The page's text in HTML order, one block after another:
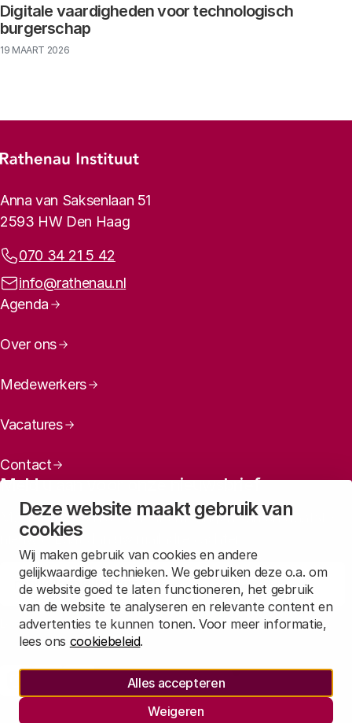
Deze website maakt gebruik van
cookies
Wij maken gebruik van cookies en andere
gelijkwaardige technieken. We gebruiken deze o.a. om
de website goed te laten functioneren, het gebruik
van de website te analyseren en relevante content en
advertenties te kunnen tonen. Voor meer informatie,
lees ons cookiebeleid.
Alles accepteren
Weigeren
Digitale vaardigheden voor technologisch
burgerschap
19 MAART 2026
Footer-menu
Rathenau logo, naar de homepage
Contactinformatie
Anna van Saksenlaan 51
2593 HW Den Haag
Telefoonnummer:
070 34 21 5 42
E-mailadres:
info@rathenau.nl
Paginanavigatie
Agenda
Over ons
Medewerkers
Vacatures
Contact
Meld u aan voor onze nieuwsbrief
Maandelijks een overzicht ontvangen van ons laatste
nieuws? Laat dan uw mailadres achter.
Aanmelden
Lees inonze privacyverklaringhoe wij deze gegevens verwerken.
Sociale media
Rathenau Mastodon
Rathenau LinkedIn
Rathenau Instagram